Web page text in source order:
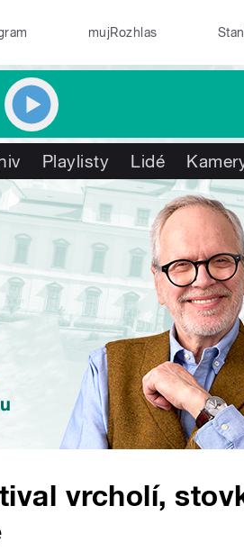
mujRozhlas
Playlisty Lidé
vrcholí,